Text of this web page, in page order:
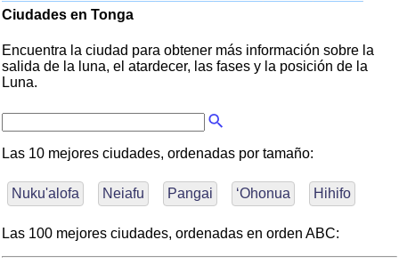
Ciudades en Tonga
Encuentra la ciudad para obtener más información sobre la
salida de la luna, el atardecer, las fases y la posición de la
Luna.
Las 10 mejores ciudades, ordenadas por tamaño:
Nuku'alofa Neiafu Pangai ‘Ohonua Hihifo
Las 100 mejores ciudades, ordenadas en orden ABC: